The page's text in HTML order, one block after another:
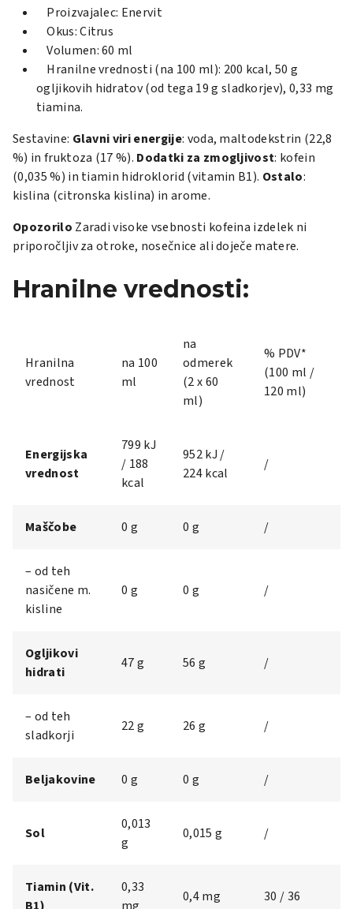
Proizvajalec: Enervit
Okus: Citrus
Volumen: 60 ml
Hranilne vrednosti (na 100 ml): 200 kcal, 50 g
ogljikovih hidratov (od tega 19 g sladkorjev), 0,33 mg
tiamina.
Sestavine: Glavni viri energije: voda, maltodekstrin (22,8
%) in fruktoza (17 %). Dodatki za zmogljivost: kofein
(0,035 %) in tiamin hidroklorid (vitamin B1). Ostalo:
kislina (citronska kislina) in arome.
Opozorilo Zaradi visoke vsebnosti kofeina izdelek ni
priporočljiv za otroke, nosečnice ali doječe matere.
Hranilne vrednosti:
Hranilna
vrednost
na 100
ml
na
odmerek
(2 x 60
ml)
% PDV*
(100 ml /
120 ml)
Energijska
vrednost
799 kJ
/ 188
kcal
952 kJ /
224 kcal
/
Maščobe 0 g 0 g /
– od teh
nasičene m.
kisline
0 g 0 g /
Ogljikovi
hidrati
47 g 56 g /
– od teh
sladkorji
22 g 26 g /
Beljakovine 0 g 0 g /
Sol
0,013
g
0,015 g /
Tiamin (Vit.
0,33
0,4 mg 30 / 36